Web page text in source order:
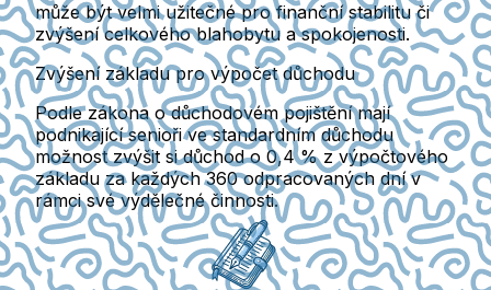
může být velmi užitečné pro finanční stabilitu či
zvýšení celkového blahobytu a spokojenosti.
Zvýšení základu pro výpočet důchodu
Podle zákona o důchodovém pojištění mají
podnikající senioři ve standardním důchodu
možnostzvýšit si důchod o 0,4 %z výpočtového
základu za každých 360 odpracovaných dní v
rámci své výdělečné činnosti.